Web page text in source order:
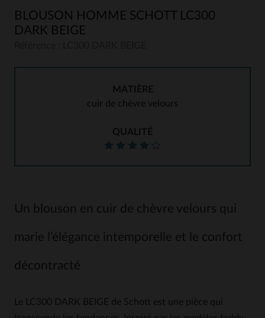
BLOUSON HOMME SCHOTT LC300
DARK BEIGE
MATIÈRE
cuir de chèvre velours
QUALITÉ
Un blouson en cuir de chèvre velours qui
marie l’élégance intemporelle et le confort
décontracté
Le LC300 DARK BEIGE de Schott est une pièce qui